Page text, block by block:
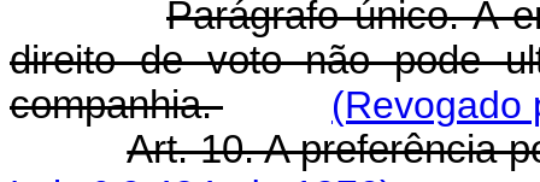
Parágrafo único. A
direito de voto não pode
companhia.
(Revogado
Art. 10. A preferência